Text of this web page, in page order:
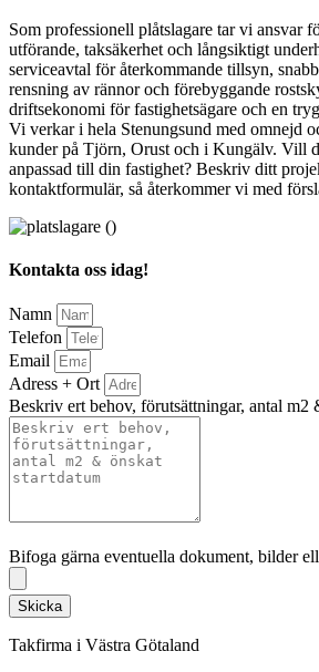
Som professionell plåtslagare tar vi ansvar
utförande, taksäkerhet och långsiktigt
serviceavtal för återkommande tillsyn,
rensning av rännor och förebyggande
driftsekonomi för fastighetsägare och en
Vi verkar i hela Stenungsund med omnejd
kunder på Tjörn, Orust och i Kungälv. Vill
anpassad till din fastighet? Beskriv ditt
kontaktformulär, så återkommer vi med
Kontakta oss idag!
Namn
Telefon
Email
Adress + Ort
Beskriv ert behov, förutsättningar, antal m2
Bifoga gärna eventuella dokument, bilder
Skicka
Takfirma i Västra Götaland